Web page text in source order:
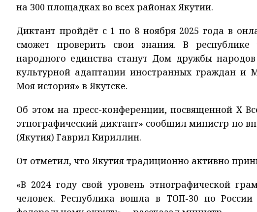
на 300 площадках во всех районах Якутии.
Диктант пройдёт с 1 по 8 ноября 2025 года в
сможет проверить свои знания. В
народного единства станут Дом дружбы
культурной адаптации иностранных граждан и
Моя история» в Якутске.
Об этом на пресс-конференции, посвященной X
этнографический диктант» сообщил министр по
(Якутия) Гаврил Кириллин.
От отметил, что Якутия традиционно активно
«В 2024 году свой уровень этнографической
человек. Республика вошла в ТОП-30 по